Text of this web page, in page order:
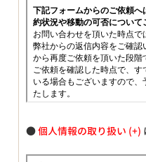
●個人情報の取り扱い